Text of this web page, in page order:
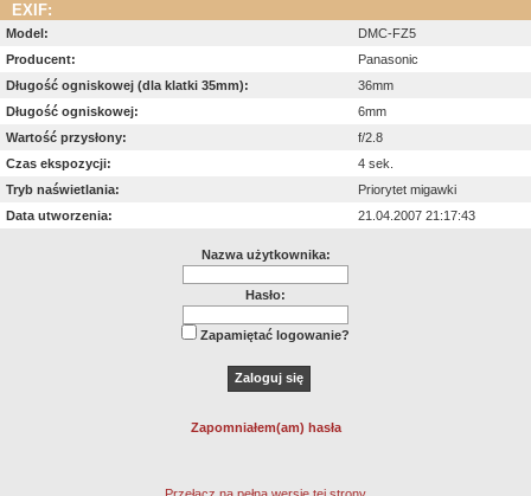
EXIF:
Model:
DMC-FZ5
Producent:
Panasonic
Długość ogniskowej (dla klatki 35mm):
36mm
Długość ogniskowej:
6mm
Wartość przysłony:
f/2.8
Czas ekspozycji:
4 sek.
Tryb naświetlania:
Priorytet migawki
Data utworzenia:
21.04.2007 21:17:43
Nazwa użytkownika:
Hasło:
Zapamiętać logowanie?
Zapomniałem(am) hasła